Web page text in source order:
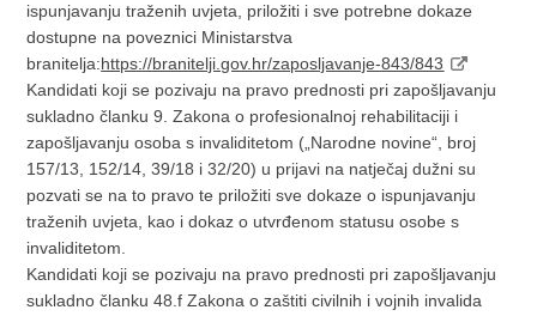
ispunjavanju traženih uvjeta, priložiti i sve potrebne dokaze
dostupne na poveznici Ministarstva
branitelja:https://branitelji.gov.hr/zaposljavanje-843/843
Kandidati koji se pozivaju na pravo prednosti pri zapošljavanju
sukladno članku 9. Zakona o profesionalnoj rehabilitaciji i
zapošljavanju osoba s invaliditetom („Narodne novine“, broj
157/13, 152/14, 39/18 i 32/20) u prijavi na natječaj dužni su
pozvati se na to pravo te priložiti sve dokaze o ispunjavanju
traženih uvjeta, kao i dokaz o utvrđenom statusu osobe s
invaliditetom.
Kandidati koji se pozivaju na pravo prednosti pri zapošljavanju
sukladno članku 48.f Zakona o zaštiti civilnih i vojnih invalida